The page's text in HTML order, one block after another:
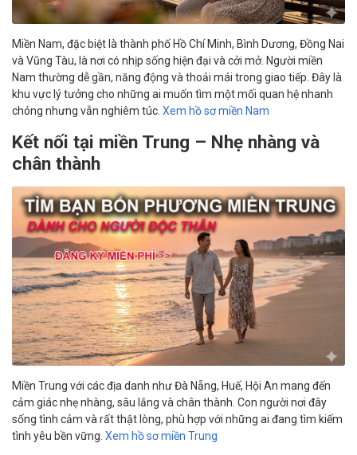
Miền Nam, đặc biệt là thành phố Hồ Chí Minh, Bình Dương, Đồng Nai
và Vũng Tàu, là nơi có nhịp sống hiện đại và cởi mở. Người miền
Nam thường dễ gần, năng động và thoải mái trong giao tiếp. Đây là
khu vực lý tưởng cho những ai muốn tìm một mối quan hệ nhanh
chóng nhưng vẫn nghiêm túc. Xem hồ sơ miền Nam
Kết nối tại miền Trung – Nhẹ nhàng và
chân thành
Miền Trung với các địa danh như Đà Nẵng, Huế, Hội An mang đến
cảm giác nhẹ nhàng, sâu lắng và chân thành. Con người nơi đây
sống tình cảm và rất thật lòng, phù hợp với những ai đang tìm kiếm
tình yêu bền vững. Xem hồ sơ miền Trung